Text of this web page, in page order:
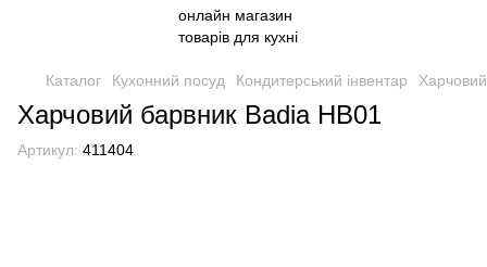
Каталог Кухонний посуд Кондитерський інвентар
Харчовий барвник Badia HB01
Артикул: 411404